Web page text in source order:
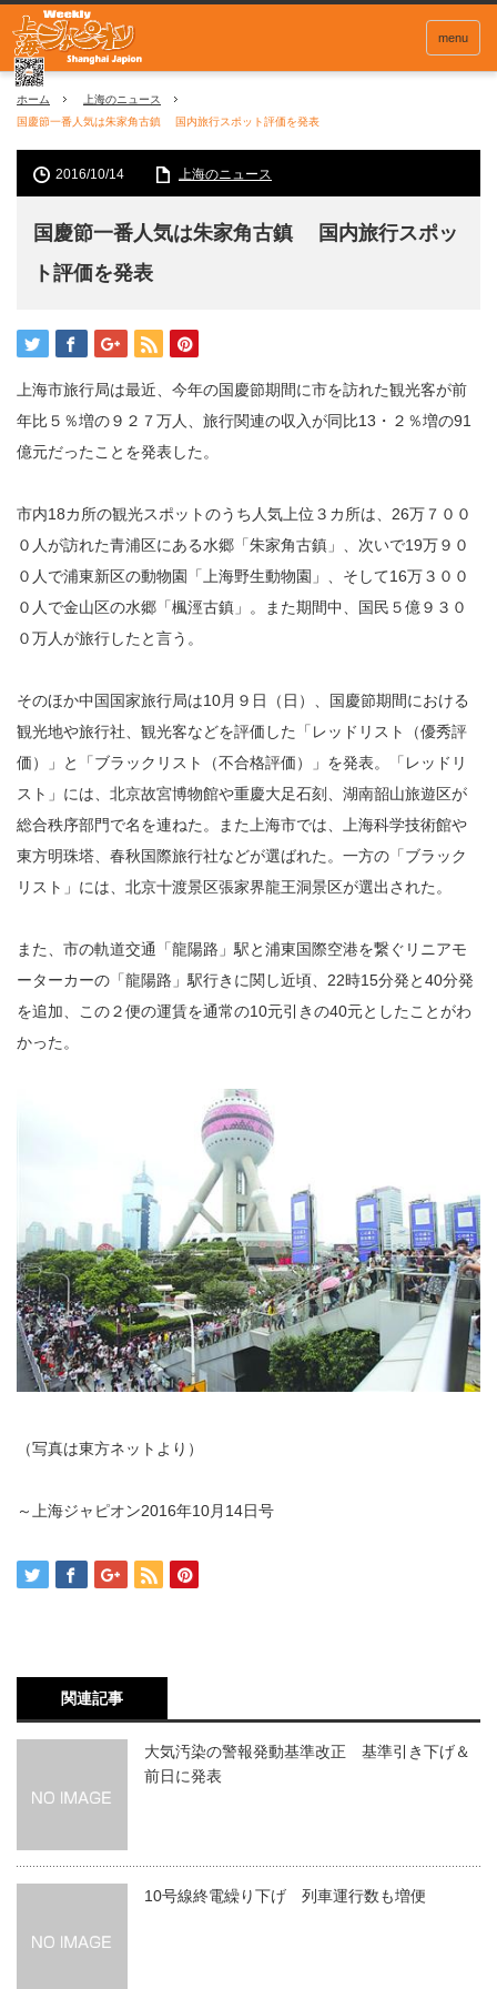
menu
ホーム
上海のニュース
国慶節一番人気は朱家角古鎮 国内旅行スポット評価を発表
2016/10/14 上海のニュース
国慶節一番人気は朱家角古鎮 国内旅行スポッ
ト評価を発表
上海市旅行局は最近、今年の国慶節期間に市を訪れた観光客が前
年比５％増の９２７万人、旅行関連の収入が同比13・２％増の91
億元だったことを発表した。
市内18カ所の観光スポットのうち人気上位３カ所は、26万７００
０人が訪れた青浦区にある水郷「朱家角古鎮」、次いで19万９０
０人で浦東新区の動物園「上海野生動物園」、そして16万３００
０人で金山区の水郷「楓涇古鎮」。また期間中、国民５億９３０
０万人が旅行したと言う。
そのほか中国国家旅行局は10月９日（日）、国慶節期間における
観光地や旅行社、観光客などを評価した「レッドリスト（優秀評
価）」と「ブラックリスト（不合格評価）」を発表。「レッドリ
スト」には、北京故宮博物館や重慶大足石刻、湖南韶山旅遊区が
総合秩序部門で名を連ねた。また上海市では、上海科学技術館や
東方明珠塔、春秋国際旅行社などが選ばれた。一方の「ブラック
リスト」には、北京十渡景区張家界龍王洞景区が選出された。
また、市の軌道交通「龍陽路」駅と浦東国際空港を繋ぐリニアモ
ーターカーの「龍陽路」駅行きに関し近頃、22時15分発と40分発
を追加、この２便の運賃を通常の10元引きの40元としたことがわ
かった。
（写真は東方ネットより）
～上海ジャピオン2016年10月14日号
関連記事
大気汚染の警報発動基準改正 基準引き下げ＆
前日に発表
10号線終電繰り下げ 列車運行数も増便